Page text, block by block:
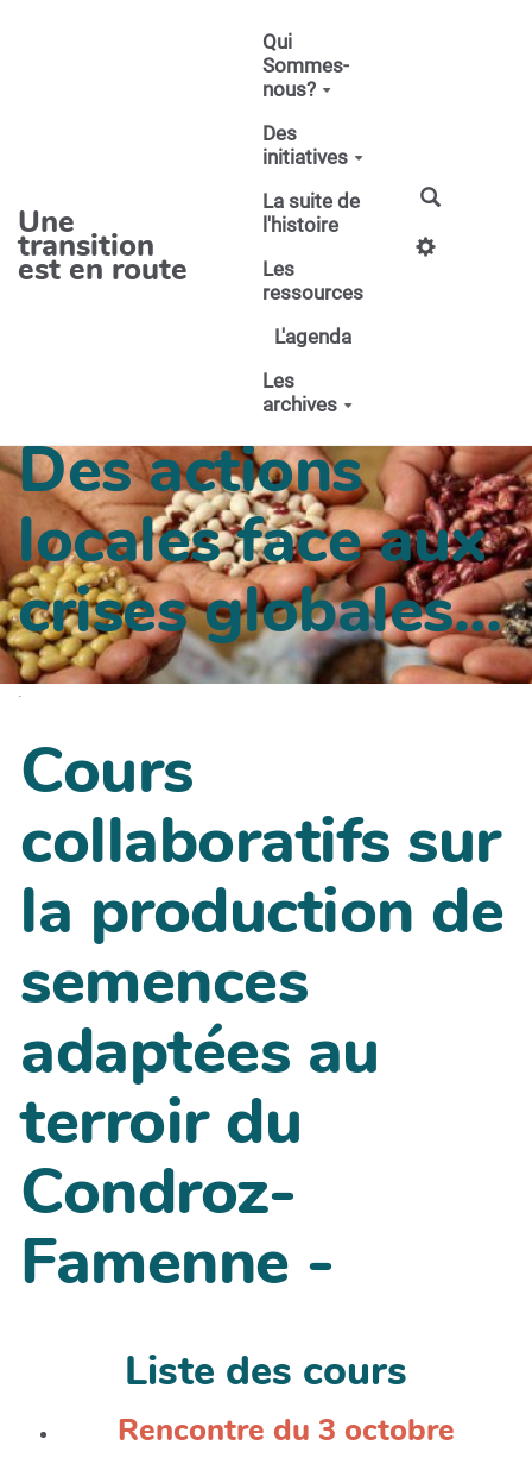
Une
transition
est en route
Qui
Sommes-
nous?
Des
initiatives
La suite de
l'histoire
Les
ressources
L'agenda
Les
archives
Des actions
locales face aux
crises globales...
.
Cours
collaboratifs sur
la production de
semences
adaptées au
terroir du
Condroz-
Famenne -
Liste des cours
Rencontre du 3 octobre